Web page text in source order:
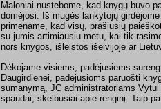
Maloniai nustebome, kad knygų buvo
domėjosi. Iš mugės lankytojų
primename, kad visų, prašiusių
su jumis artimiausiu metu, kai tik
nors knygos, išleistos išeivijoje ar
Dėkojame visiems, padėjusiems
Daugirdienei, padėjusioms paruošti
sumanymą, JC administratoriams
spaudai, skelbusiai apie renginį. Taip